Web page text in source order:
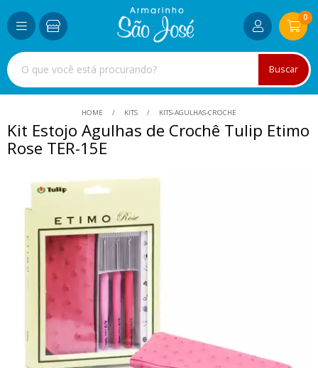
Buscar
0
HOME KITS KITS-AGULHAS-CROCHE
Kit Estojo Agulhas de Crochê Tulip Etimo
Rose TER-15E